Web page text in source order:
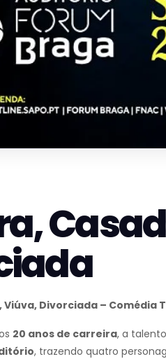
Viúva, Divorciada – Comédia
20 anos de carreira, a
, trazendo quatro